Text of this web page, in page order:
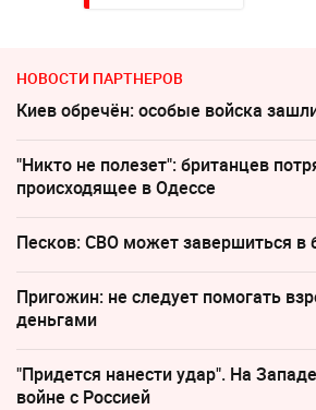
НОВОСТИ ПАРТНЕРОВ
Киев обречён: особые войска
"Никто не полезет": британцев
происходящее в Одессе
Песков: СВО может завершиться
Пригожин: не следует помогать
деньгами
"Придется нанести удар". На
войне с Россией